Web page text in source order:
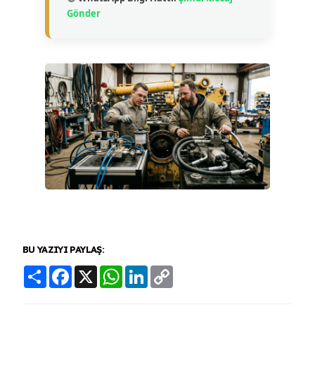
Gönder
BU YAZIYI PAYLAŞ:
Share Facebook
X WhatsApp
LinkedIn